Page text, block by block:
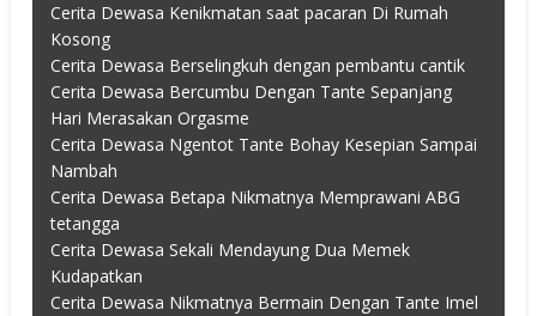
Cerita Dewasa Kenikmatan saat pacaran Di Rumah
Kosong
Cerita Dewasa Berselingkuh dengan pembantu cantik
Cerita Dewasa Bercumbu Dengan Tante Sepanjang
Hari Merasakan Orgasme
Cerita Dewasa Ngentot Tante Bohay Kesepian Sampai
Nambah
Cerita Dewasa Betapa Nikmatnya Memprawani ABG
tetangga
Cerita Dewasa Sekali Mendayung Dua Memek
Kudapatkan
Cerita Dewasa Nikmatnya Bermain Dengan Tante Imel